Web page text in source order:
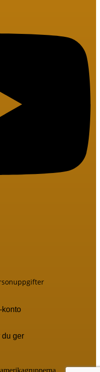
konto
du ger